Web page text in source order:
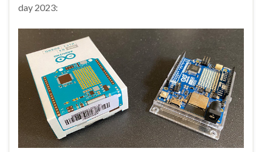
day 2023: